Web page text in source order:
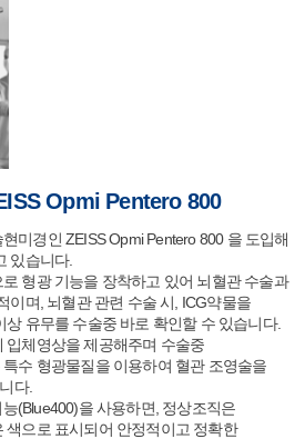
Opmi Pentero 800
미경인 ZEISS Opmi Pentero 800 을 도입해
있습니다.
형광 기능을 장착하고 있어 뇌혈관 수술과
이며, 뇌혈관 관련 수술 시, ICG약물을
유무를 수술중 바로 확인할 수 있습니다.
입체영상을 제공해주며 수술중
수 형광물질을 이용하여 혈관 조영술을
다.
(Blue400)을 사용하면, 정상조직은
색으로 표시되어 안정적이고 정확한